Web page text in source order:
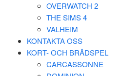
OVERWATCH 2
THE SIMS 4
VALHEIM
KONTAKTA OSS
KORT- OCH BRÄDSPEL
CARCASSONNE